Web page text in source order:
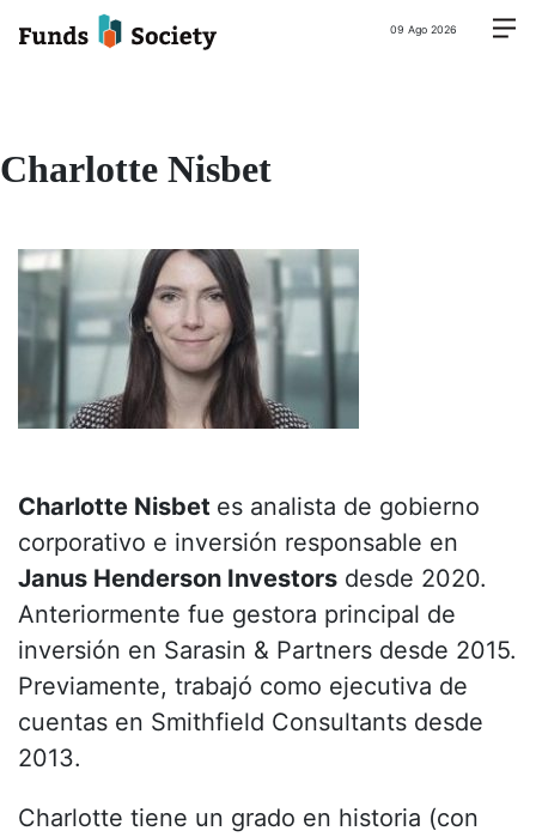
09 Ago 2026
Charlotte Nisbet
Charlotte Nisbet es analista de gobierno
corporativo e inversión responsable en
Janus Henderson Investors desde 2020.
Anteriormente fue gestora principal de
inversión en Sarasin & Partners desde 2015.
Previamente, trabajó como ejecutiva de
cuentas en Smithfield Consultants desde
2013.
Charlotte tiene un grado en historia (con